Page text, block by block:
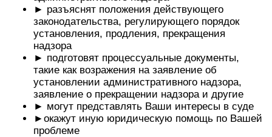
► разъяснят положения действующего
законодательства, регулирующего порядок
установления, продления, прекращения
надзора
► подготовят процессуальные документы,
такие как возражения на заявление об
установлении административного надзора,
заявление о прекращении надзора и другие
► могут представлять Ваши интересы в суде
►окажут иную юридическую помощь по Вашей
проблеме